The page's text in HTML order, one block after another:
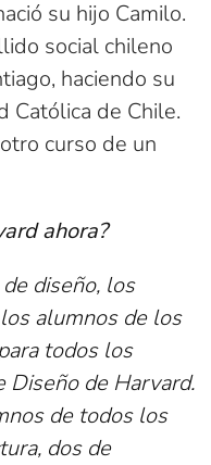
su hijo Camilo.
social chileno
haciendo su
Católica de Chile.
curso de un
ahora?
diseño, los
alumnos de los
todos los
Diseño de Harvard.
de todos los
dos de